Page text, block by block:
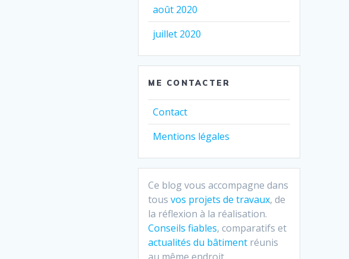
août 2020
juillet 2020
ME CONTACTER
Contact
Mentions légales
Ce blog vous accompagne dans
tousvos projets de travaux, de
la réflexion à la réalisation.
Conseils fiables, comparatifs et
actualités du bâtiment réunis